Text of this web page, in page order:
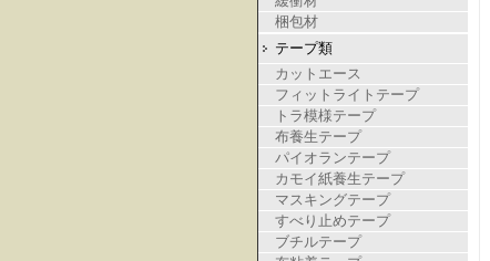
梱包材
テープ類
カットエース
フィットライトテープ
トラ模様テープ
布養生テープ
パイオランテープ
カモイ紙養生テープ
マスキングテープ
すべり止めテープ
ブチルテープ